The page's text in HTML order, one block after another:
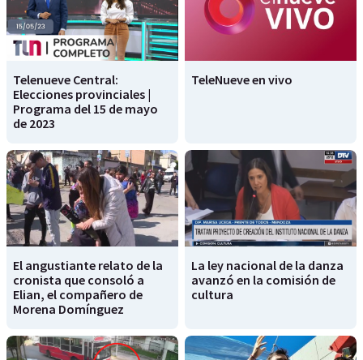
Telenueve Central:
Elecciones provinciales |
Programa del 15 de mayo
de 2023
TeleNueve en vivo
El angustiante relato de la
cronista que consoló a
Elian, el compañero de
Morena Domínguez
La ley nacional de la danza
avanzó en la comisión de
cultura